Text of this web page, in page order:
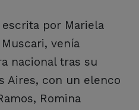
por Mariela
venía
nacional tras su
Aires, con un elenco
Romina